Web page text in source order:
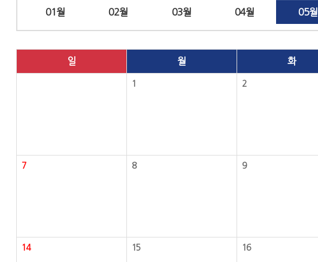
01월 02월 03월 04월 05월
일 월 화
1 2
7 8 9
14 15 16